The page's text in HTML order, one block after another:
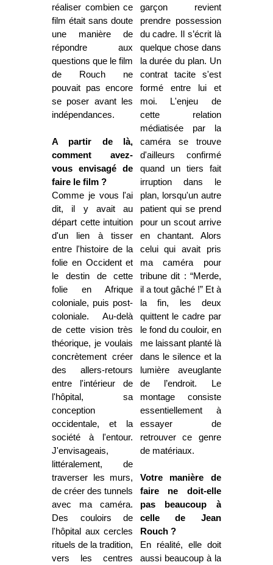
réaliser combien ce
film était sans doute
une manière de
répondre aux
questions que le film
de Rouch ne
pouvait pas encore
se poser avant les
indépendances.
A partir de là,
comment avez-
vous envisagé de
faire le film ?
Comme je vous l'ai
dit, il y avait au
départ cette intuition
d'un lien à tisser
entre l'histoire de la
folie en Occident et
le destin de cette
folie en Afrique
coloniale, puis post-
coloniale. Au-delà
de cette vision très
théorique, je voulais
concrètement créer
des allers-retours
entre l'intérieur de
l'hôpital, sa
conception
occidentale, et la
société à l'entour.
J'envisageais,
littéralement, de
traverser les murs,
de créer des tunnels
avec ma caméra.
Des couloirs de
l'hôpital aux cercles
rituels de la tradition,
vers les centres
garçon revient
prendre possession
du cadre. Il s’écrit là
quelque chose dans
la durée du plan. Un
contrat tacite s'est
formé entre lui et
moi. L'enjeu de
cette relation
médiatisée par la
caméra se trouve
d'ailleurs confirmé
quand un tiers fait
irruption dans le
plan, lorsqu'un autre
patient qui se prend
pour un scout arrive
en chantant. Alors
celui qui avait pris
ma caméra pour
tribune dit : “Merde,
il a tout gâché !” Et à
la fin, les deux
quittent le cadre par
le fond du couloir, en
me laissant planté là
dans le silence et la
lumière aveuglante
de l’endroit. Le
montage consiste
essentiellement à
essayer de
retrouver ce genre
de matériaux.
Votre manière de
faire ne doit-elle
pas beaucoup à
celle de Jean
Rouch ?
En réalité, elle doit
aussi beaucoup à la